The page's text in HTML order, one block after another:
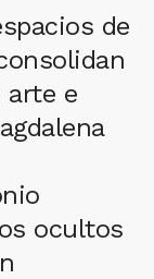
de
arte e
ocultos